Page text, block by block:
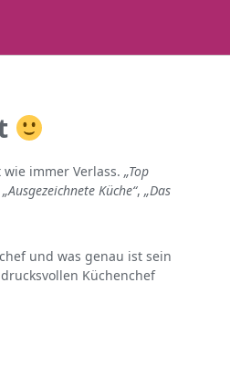
immer Verlass. „Top
„Ausgezeichnete Küche“, „Das
und was genau ist sein
Küchenchef